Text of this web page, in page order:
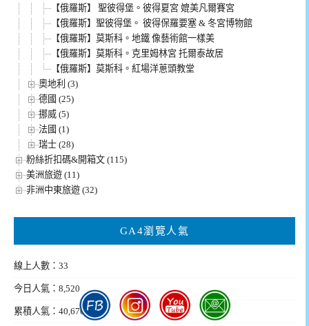
【俄羅斯】 聖彼得堡。彼得夏宮 媲美凡爾賽宮
【俄羅斯】聖彼得堡。 彼得保羅要塞 & 冬宮博物館
【俄羅斯】莫斯科。地鐵 像藝術館一樣美
【俄羅斯】莫斯科。克里姆林宮 托爾泰故居
【俄羅斯】莫斯科。紅場洋蔥頭教堂
奧地利 (3)
德國 (25)
挪威 (5)
法國 (1)
瑞士 (28)
粉絲折扣碼&開箱文 (115)
美洲旅遊 (11)
非洲中東旅遊 (32)
GA4瀏覽人氣
線上人數：33
今日人氣：8,520
累積人氣：40,670,553